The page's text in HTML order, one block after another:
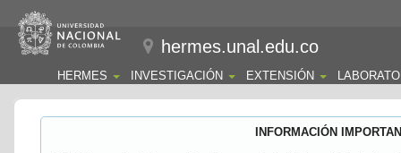
hermes.unal.edu.co
HERMES INVESTIGACIÓN EXTENSIÓN
INFORMACIÓN